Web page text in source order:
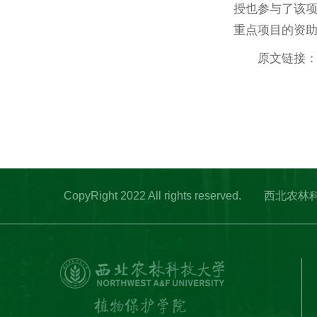
授也参与了该
重点项目的资
原文链接：
CopyRight 2022 All rights reserved. 西北农